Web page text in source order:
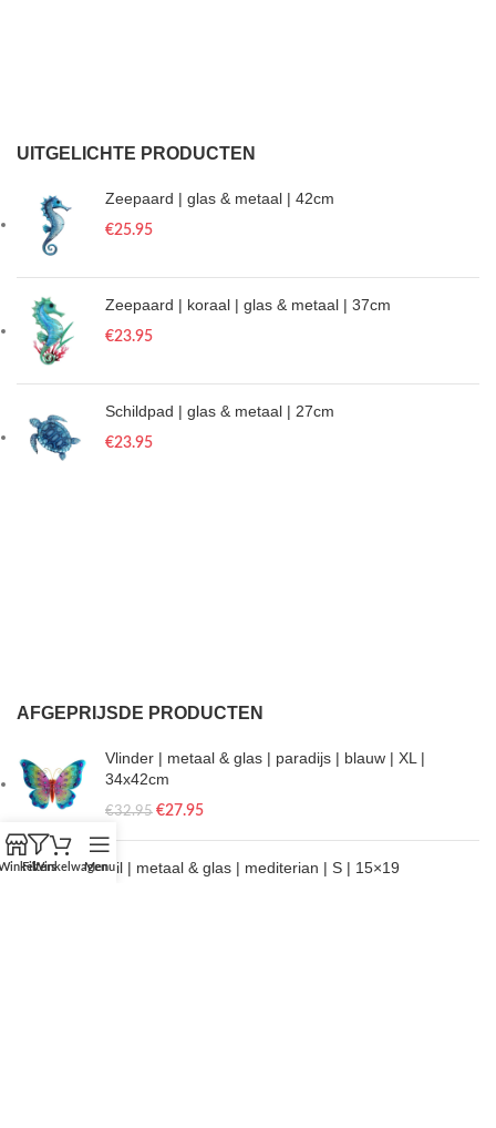
UITGELICHTE PRODUCTEN
Zeepaard | glas & metaal | 42cm
€25.95
Zeepaard | koraal | glas & metaal | 37cm
€23.95
Schildpad | glas & metaal | 27cm
€23.95
AFGEPRIJSDE PRODUCTEN
Vlinder | metaal & glas | paradijs | blauw | XL |
34x42cm
€32.95 €27.95
Uil | metaal & glas | mediterian | S | 15×19
Filters
Winkelwagen
Menu